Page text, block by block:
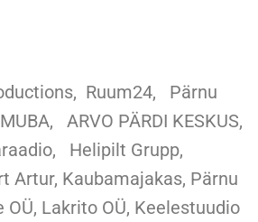
Ruum24, Pärnu
ARVO PÄRDI KESKUS,
Helipilt Grupp,
Artur, Kaubamajakas, Pärnu
OÜ, Lakrito OÜ, Keelestuudio